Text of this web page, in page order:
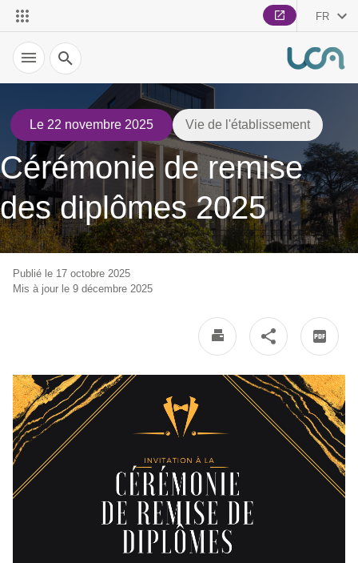
FR
Recherche
Le 22 novembre 2025 Vie de l'établissement
Cérémonie de remise
des diplômes 2025
Publié le 17 octobre 2025
Mis à jour le 9 décembre 2025